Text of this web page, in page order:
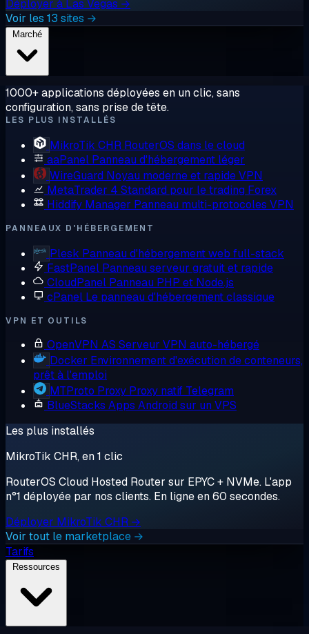
Déployer à Las Vegas →
Voir les 13 sites →
1000+ applications déployées en un clic, sans
configuration, sans prise de tête.
LES PLUS INSTALLÉS
MikroTik CHR RouterOS dans le cloud
aaPanel Panneau d'hébergement léger
WireGuard Noyau moderne et rapide VPN
MetaTrader 4 Standard pour le trading Forex
Hiddify Manager Panneau multi-protocoles VPN
PANNEAUX D'HÉBERGEMENT
Plesk Panneau d'hébergement web full-stack
FastPanel Panneau serveur gratuit et rapide
CloudPanel Panneau PHP et Node.js
cPanel Le panneau d'hébergement classique
VPN ET OUTILS
OpenVPN AS Serveur VPN auto-hébergé
Docker Environnement d'exécution de conteneurs,
prêt à l'emploi
MTProto Proxy Proxy natif Telegram
BlueStacks Apps Android sur un VPS
Les plus installés
MikroTik CHR, en 1 clic
RouterOS Cloud Hosted Router sur EPYC + NVMe. L'app
n°1 déployée par nos clients. En ligne en 60 secondes.
Déployer MikroTik CHR →
Voir tout le marketplace →
Tarifs